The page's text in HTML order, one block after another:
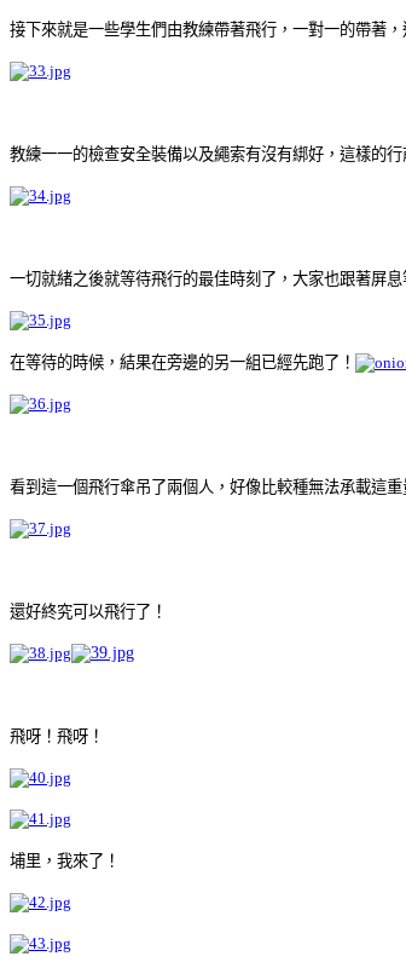
接下來就是一些學生們由教練帶著飛行，一對一的帶著
教練一一的檢查安全裝備以及繩索有沒有綁好，這樣的行
一切就緒之後就等待飛行的最佳時刻了，大家也跟著屏
在等待的時候，結果在旁邊的另一組已經先跑了！
看到這一個飛行傘吊了兩個人，好像比較種無法承載這
還好終究可以飛行了！
飛呀！飛呀！
埔里，我來了！